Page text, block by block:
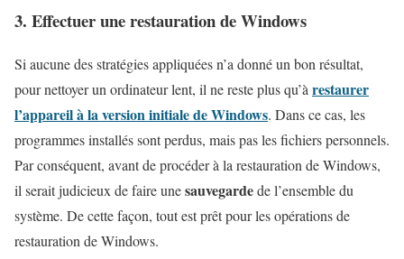
3. Effectuer une restauration de Windows
Si aucune des stratégies appliquées n’a donné un bon résultat,
pour nettoyer un ordinateur lent, il ne reste plus qu’àrestaurer
l’appareil à la version initiale de Windows. Dans ce cas, les
programmes installés sont perdus, mais pas les fichiers personnels.
Par conséquent, avant de procéder à la restauration de Windows,
il serait judicieux de faire unesauvegardede l’ensemble du
système. De cette façon, tout est prêt pour les opérations de
restauration de Windows.